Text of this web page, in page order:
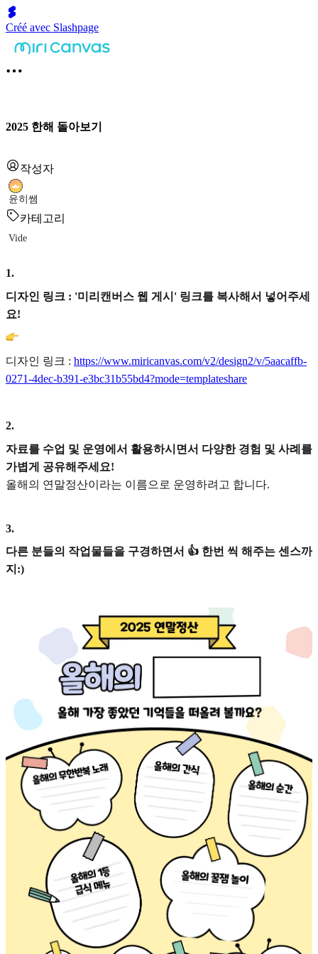
Créé avec Slashpage
2025 한해 돌아보기
작성자
윤히쌤
카테고리
Vide
1.
디자인 링크 : '미리캔버스 웹 게시' 링크를 복사해서 넣어주세
요!
디자인 링크 : https://www.miricanvas.com/v2/design2/v/5aacaffb-
0271-4dec-b391-e3bc31b55bd4?mode=templateshare
2.
자료를 수업 및 운영에서 활용하시면서 다양한 경험 및 사례를
가볍게 공유해주세요!
올해의 연말정산이라는 이름으로 운영하려고 합니다.
3.
다른 분들의 작업물들을 구경하면서 👍 한번 씩 해주는 센스까
지:)